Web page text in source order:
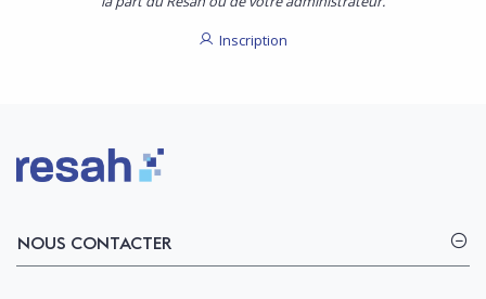
Inscription
Logo Resah
NOUS CONTACTER